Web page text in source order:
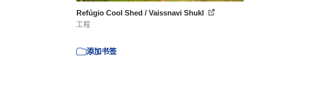
Refúgio Cool Shed / Vaissnavi Shukl
工程
添加书签